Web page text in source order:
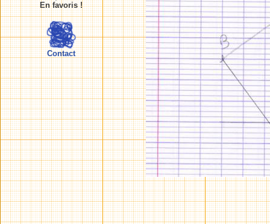
En favoris !
Contact